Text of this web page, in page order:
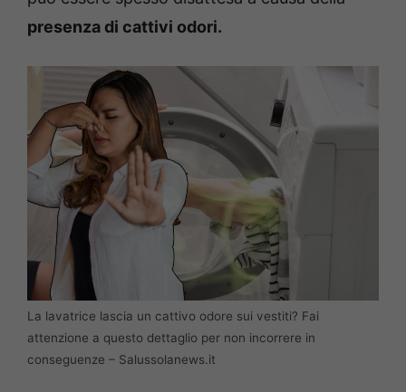
presenza di cattivi odori.
La lavatrice lascia un cattivo odore sui vestiti? Fai
attenzione a questo dettaglio per non incorrere in
conseguenze – Salussolanews.it